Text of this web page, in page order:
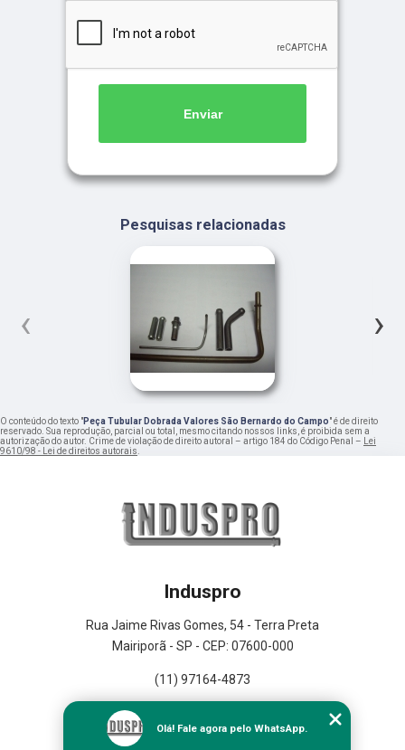
Enviar
Pesquisas relacionadas
‹ ›
O conteúdo do texto "Peça Tubular Dobrada Valores São Bernardo do Campo" é de direito
reservado. Sua reprodução, parcial ou total, mesmo citando nossos links, é proibida sem a
autorização do autor. Crime de violação de direito autoral – artigo 184 do Código Penal – Lei
9610/98 - Lei de direitos autorais.
Induspro
Rua Jaime Rivas Gomes, 54 - Terra Preta
Mairiporã - SP - CEP: 07600-000
(11) 97164-4873
Empresa
Olá! Fale agora pelo WhatsApp.